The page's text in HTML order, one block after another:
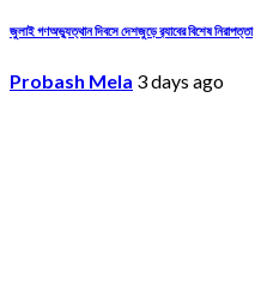
জুলাই গণঅভ্যুত্থান দিবসে দেশজুড়ে র‌্যাবের বিশেষ নিরাপত্তা
Probash Mela 3 days ago